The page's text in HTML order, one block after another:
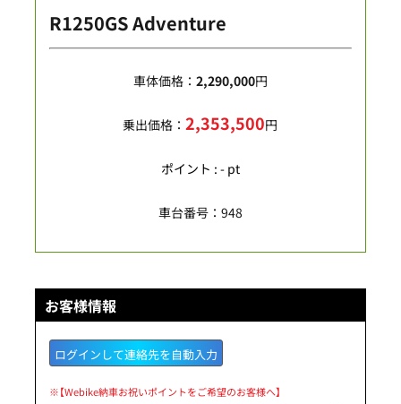
お客様情報
ログインして連絡先を自動入力
※【Webike納車お祝いポイントをご希望のお客様へ】
R1250GS Adventure
車体価格： 2,290,000円
乗出価格：2,353,500円
ポイント : - pt
車台番号：948